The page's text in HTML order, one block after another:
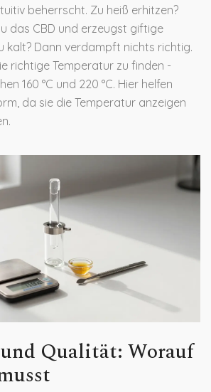
beherrscht. Zu heiß erhitzen?
das CBD und erzeugst giftige
kalt? Dann verdampft nichts richtig.
richtige Temperatur zu finden -
160 °C und 220 °C. Hier helfen
da sie die Temperatur anzeigen
Qualität: Worauf